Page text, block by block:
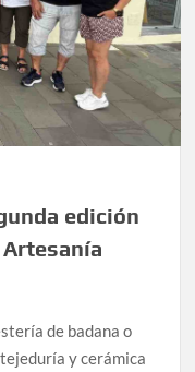
edición
de badana o
y cerámica